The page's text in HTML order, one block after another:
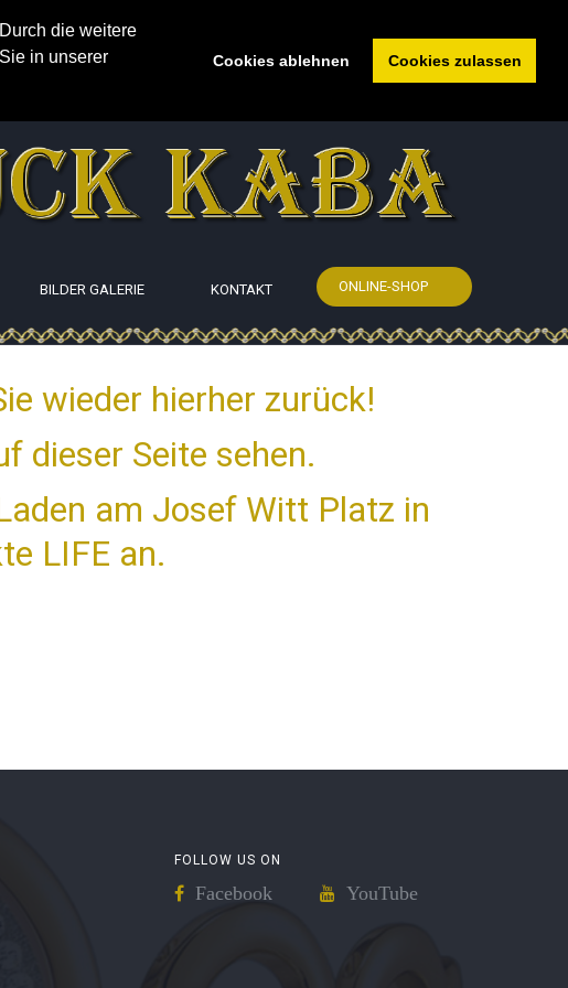
die weitere
in unserer
Cookies ablehnen Cookies zulassen
BILDER GALERIE KONTAKT ONLINE-SHOP
wieder hierher zurück!
dieser Seite sehen.
am Josef Witt Platz in
LIFE an.
FOLLOW US ON
Facebook YouTube